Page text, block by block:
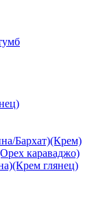
Бархат)(Крем)
караваджо)
глянец)